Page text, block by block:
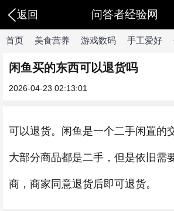
返回 问答者经验网
首页 美食营养 游戏数码 手工爱好
闲鱼买的东西可以退货吗
2026-04-23 02:13:01
可以退货。闲鱼是一个二手闲置的
大部分商品都是二手，但是依旧需
商，商家同意退货后即可退货。